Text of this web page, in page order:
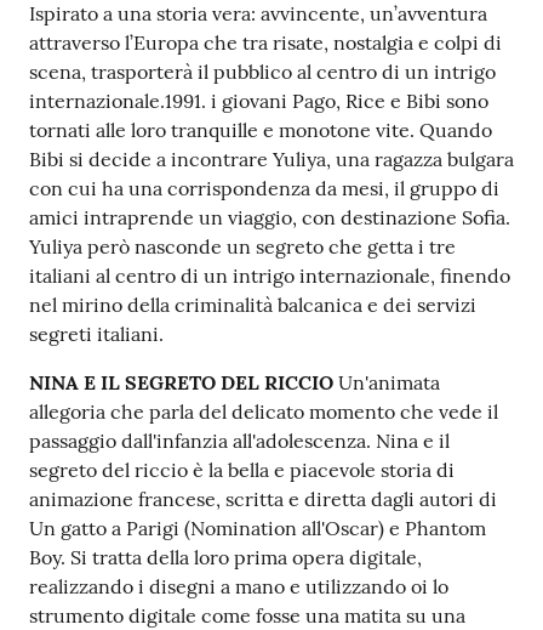
Ispirato a una storia vera: avvincente, un’avventura
attraverso l’Europa che tra risate, nostalgia e colpi di
scena, trasporterà il pubblico al centro di un intrigo
internazionale.1991. i giovani Pago, Rice e Bibi sono
tornati alle loro tranquille e monotone vite. Quando
Bibi si decide a incontrare Yuliya, una ragazza bulgara
con cui ha una corrispondenza da mesi, il gruppo di
amici intraprende un viaggio, con destinazione Sofia.
Yuliya però nasconde un segreto che getta i tre
italiani al centro di un intrigo internazionale, finendo
nel mirino della criminalità balcanica e dei servizi
segreti italiani.
NINA E IL SEGRETO DEL RICCIO Un'animata
allegoria che parla del delicato momento che vede il
passaggio dall'infanzia all'adolescenza. Nina e il
segreto del riccio è la bella e piacevole storia di
animazione francese, scritta e diretta dagli autori di
Un gatto a Parigi (Nomination all'Oscar) e Phantom
Boy. Si tratta della loro prima opera digitale,
realizzando i disegni a mano e utilizzando oi lo
strumento digitale come fosse una matita su una